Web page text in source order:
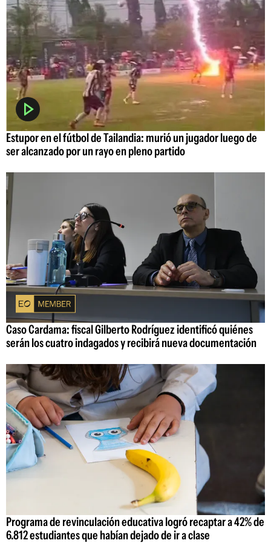
Estupor en el fútbol de Tailandia: murió un jugador luego de
ser alcanzado por un rayo en pleno partido
Caso Cardama: fiscal Gilberto Rodríguez identificó quiénes
serán los cuatro indagados y recibirá nueva documentación
Programa de revinculación educativa logró recaptar a 42% de
6.812 estudiantes que habían dejado de ir a clase